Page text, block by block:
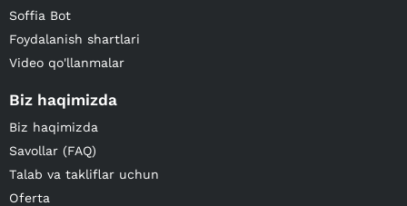
Soffia Bot
Foydalanish shartlari
Video qo'llanmalar
Biz haqimizda
Biz haqimizda
Savollar (FAQ)
Talab va takliflar uchun
Oferta